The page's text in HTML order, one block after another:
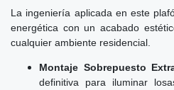
La ingeniería aplicada en este
energética con un acabado
cualquier ambiente residencial.
Montaje Sobrepuesto
definitiva para iluminar